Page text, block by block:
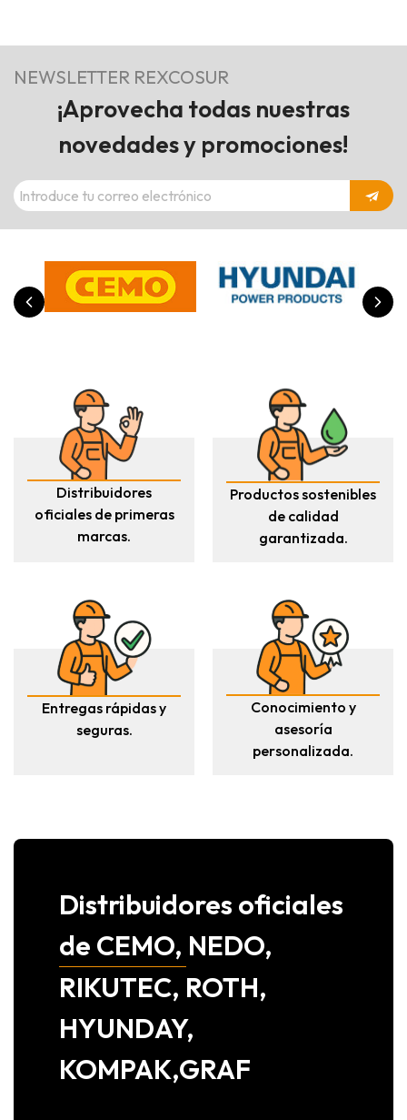
NEWSLETTER REXCOSUR
¡Aprovecha todas nuestras
novedades y promociones!
Distribuidores
oficiales de primeras
marcas.
Productos sostenibles
de calidad
garantizada.
Entregas rápidas y
seguras.
Conocimiento y
asesoría
personalizada.
Distribuidores oficiales
de CEMO, NEDO,
RIKUTEC, ROTH,
HYUNDAY,
KOMPAK,GRAF